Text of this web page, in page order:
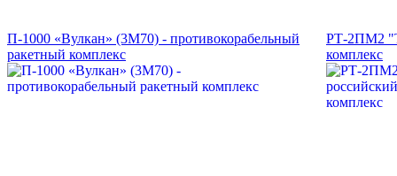
П-1000 «Вулкан» (3М70) - противокорабельный
ракетный комплекс
РТ-2ПМ2
комплекс